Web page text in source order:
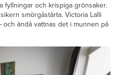
fyllningar och krispiga grönsaker.
smörgåstårta. Victoria Lalli
ändå vattnas det i munnen på